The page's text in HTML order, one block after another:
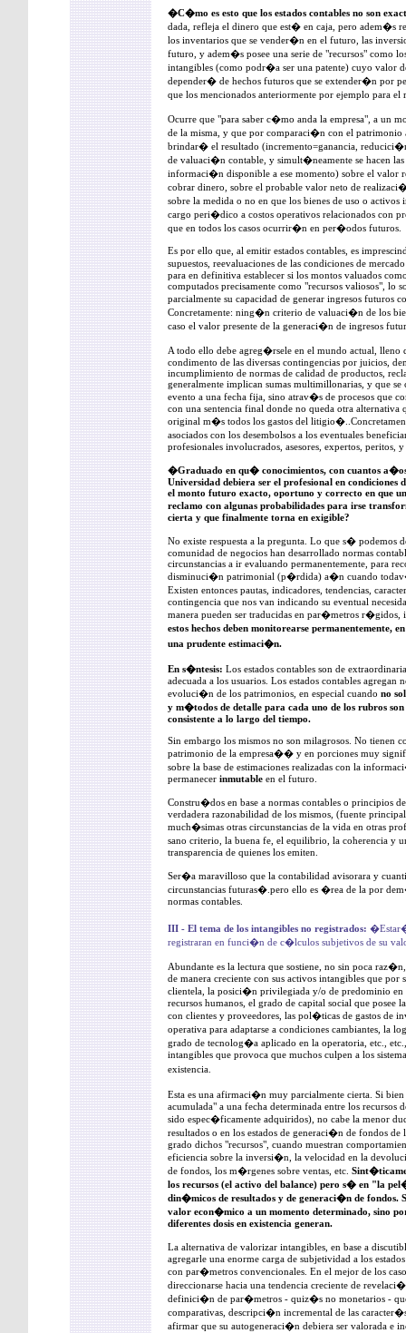
�C�mo es esto que los estados contables no son
dada, refleja el dinero que est� en caja, pero adem�s
los inventarios que se vender�n en el futuro, las
futuro, y adem�s posee una serie de "recursos" como
intangibles (como podr�a ser una patente) cuyo valor
depender� de hechos futuros que se extender�n por
que los mencionados anteriormente por ejemplo para
Ocurre que "para saber c�mo anda la empresa", a un
de la misma, y que por comparaci�n con el
brindar� el resultado (incremento=ganancia,
de valuaci�n contable, y simult�neamente se hacen
informaci�n disponible a ese momento) sobre el valor
cobrar dinero, sobre el probable valor neto de
sobre la medida o no en que los bienes de uso o
cargo peri�dico a costos operativos relacionados con
que en todos los casos ocurrir�n en per�odos futuros.
Es por ello que, al emitir estados contables, es
supuestos, reevaluaciones de las condiciones de
para en definitiva establecer si los montos valuados
computados precisamente como "recursos valiosos", lo
parcialmente su capacidad de generar ingresos futuros
Concretamente: ning�n criterio de valuaci�n de los
caso el valor presente de la generaci�n de ingresos
A todo ello debe agreg�rsele en el mundo actual, lleno
condimento de las diversas contingencias por juicios,
incumplimiento de normas de calidad de productos,
generalmente implican sumas multimillonarias, y que
evento a una fecha fija, sino atrav�s de procesos que
con una sentencia final donde no queda otra alternativa
original m�s todos los gastos del
asociados con los desembolsos a los eventuales
profesionales involucrados, asesores, expertos, peritos,
�Graduado en qu� conocimientos, con cuantos
Universidad debiera ser el profesional en condiciones
el monto futuro exacto, oportuno y correcto en que
reclamo con algunas probabilidades para irse
cierta y que finalmente torna en exigible?
No existe respuesta a la pregunta. Lo que s� podemos
comunidad de negocios han desarrollado normas
circunstancias a ir evaluando permanentemente, para
disminuci�n patrimonial (p�rdida) a�n cuando
Existen entonces pautas, indicadores, tendencias,
contingencia que nos van indicando su eventual
manera pueden ser traducidas en par�metros
estos hechos deben monitorearse permanentemente,
una prudente estimaci�n.
En s�ntesis: Los estados contables son de
adecuada a los usuarios. Los estados contables agregan
evoluci�n de los patrimonios, en especial cuando no
y m�todos de detalle para cada uno de los rubros
consistente a lo largo del tiempo.
Sin embargo los mismos no son milagrosos. No tienen
patrimonio de la empresa�� y en porciones muy
sobre la base de estimaciones realizadas con la
permanecer inmutable en el futuro.
Constru�dos en base a normas contables o principios
verdadera razonabilidad de los mismos, (fuente
much�simas otras circunstancias de la vida en otras
sano criterio, la buena fe, el equilibrio, la coherencia y
transparencia de quienes los emiten.
Ser�a maravilloso que la contabilidad avisorara y
circunstancias futuras�.pero ello es �rea de la por
normas contables.
III - El tema de los intangibles no registrados:
registraran en funci�n de c�lculos subjetivos de su
Abundante es la lectura que sostiene, no sin poca
de manera creciente con sus activos intangibles que por
clientela, la posici�n privilegiada y/o de predominio
recursos humanos, el grado de capital social que posee
con clientes y proveedores, las pol�ticas de gastos de
operativa para adaptarse a condiciones cambiantes, la
grado de tecnolog�a aplicado en la operatoria, etc.,
intangibles que provoca que muchos culpen a los
existencia.
Esta es una afirmaci�n muy parcialmente cierta. Si
acumulada" a una fecha determinada entre los recursos
sido espec�ficamente adquiridos), no cabe la menor
resultados o en los estados de generaci�n de fondos de
grado dichos "recursos", cuando muestran
eficiencia sobre la inversi�n, la velocidad en la
de fondos, los m�rgenes sobre ventas, etc.
los recursos (el activo del balance) pero s� en "la
din�micos de resultados y de generaci�n de fondos.
valor econ�mico a un momento determinado, sino
diferentes dosis en existencia generan.
La alternativa de valorizar intangibles, en base a
agregarle una enorme carga de subjetividad a los
con par�metros convencionales. En el mejor de los
direccionarse hacia una tendencia creciente de
definici�n de par�metros - quiz�s no monetarios -
comparativas, descripci�n incremental de las
afirmar que su autogeneraci�n debiera ser valorada e